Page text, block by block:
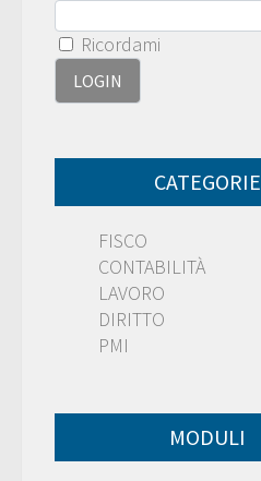
Ricordami
CATEGORIE
FISCO
CONTABILITÀ
LAVORO
DIRITTO
PMI
MODULI